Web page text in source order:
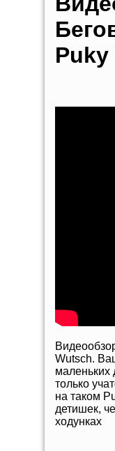
Puky
Wutsch.
маленьких
только
на таком
детишек,
ходунках